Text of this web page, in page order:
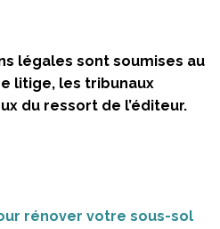
légales sont soumises au
litige, les tribunaux
du ressort de l’éditeur.
rénover votre sous-sol